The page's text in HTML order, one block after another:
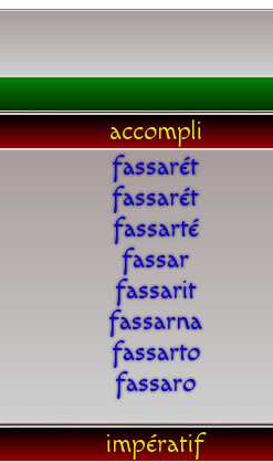
accompli
fassarét
fassarét
fassarté
fassar
fassarit
fassarna
fassarto
fassaro
impératif